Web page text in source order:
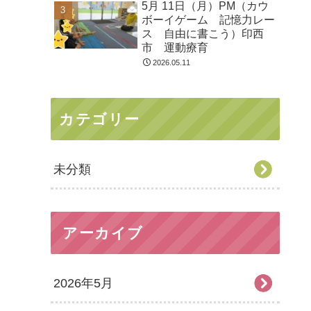
5月 11日（月）PM（カウ
ボーイゲーム 記憶力レー
ス 自由に書こう）印西
市 運動療育
2026.05.11
カテゴリー
未分類
アーカイブ
2026年5月